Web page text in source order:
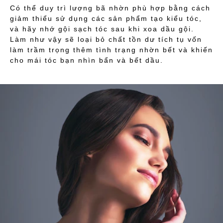
Có thể duy trì lượng bã nhờn phù hợp bằng cách
giảm thiểu sử dụng các sản phẩm tạo kiểu tóc,
và hãy nhớ gội sạch tóc sau khi xoa dầu gội.
Làm như vậy sẽ loại bỏ chất tồn dư tích tụ vốn
làm trầm trọng thêm tình trạng nhờn bết và khiến
cho mái tóc bạn nhìn bẩn và bết dầu.